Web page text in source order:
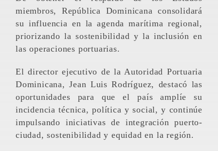
miembros, República Dominicana consolidará
su influencia en la agenda marítima regional,
priorizando la sostenibilidad y la inclusión en
las operaciones portuarias.
El director ejecutivo de la Autoridad Portuaria
Dominicana, Jean Luis Rodríguez, destacó las
oportunidades para que el país amplíe su
incidencia técnica, política y social, y continúe
impulsando iniciativas de integración puerto-
ciudad, sostenibilidad y equidad en la región.